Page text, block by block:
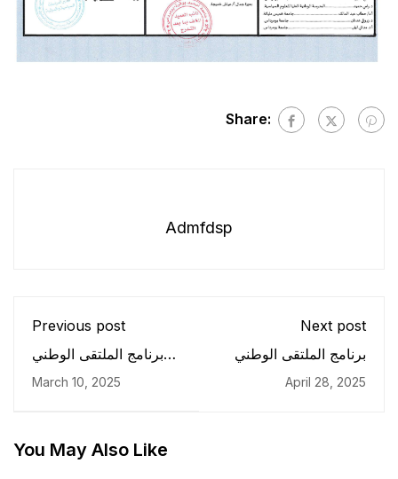
Share:
Admfdsp
Previous post
برنامج الملتقى الوطني
الحوكمة الإلكترونية
March 10, 2025
Next post
برنامج الملتقى الوطني
April 28, 2025
You May Also Like